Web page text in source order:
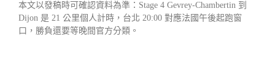
本文以發稿時可確認資料為準：Stage 4 Gevrey-Chambertin 到
Dijon 是 21 公里個人計時，台北 20:00 對應法國午後起跑窗
口，勝負還要等晚間官方分類。